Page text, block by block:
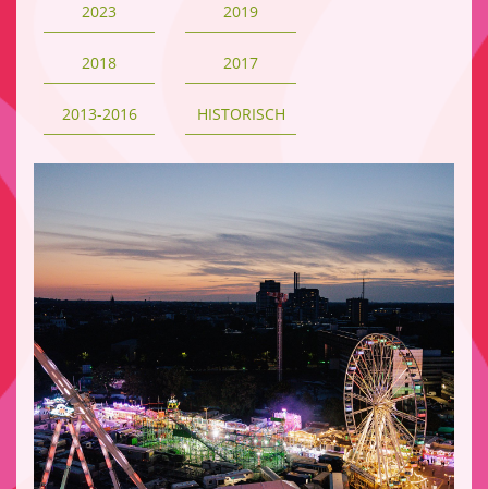
2023 2019
2018 2017
2013-2016 HISTORISCH